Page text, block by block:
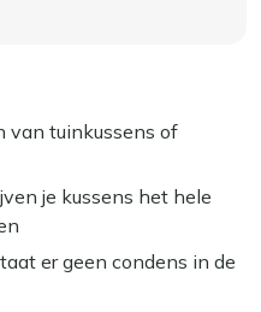
van tuinkussens of
je kussens het hele
er geen condens in de